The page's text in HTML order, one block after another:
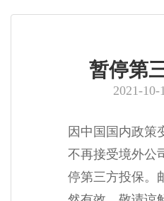
暂停第
2021-10-
因中国国内政策
不再接受境外公
停第三方投保。